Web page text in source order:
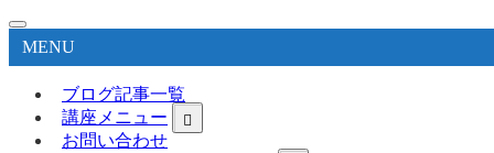
MENU
ブログ記事一覧
講座メニュー
お問い合わせ